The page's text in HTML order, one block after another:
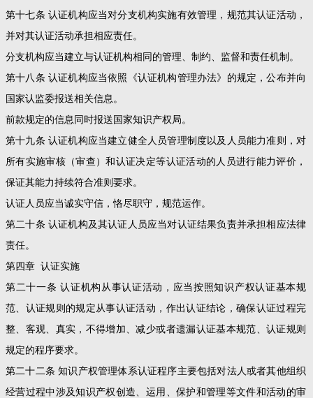
第十七条 认证机构应当对分支机构实施有效管理，规范其认证活动，
并对其认证活动承担相应责任。
分支机构应当建立与认证机构相同的管理、制约、监督和责任机制。
第十八条 认证机构应当依照《认证机构管理办法》的规定，公布并向
国家认监委报送相关信息。
前款规定的信息同时报送国家知识产权局。
第十九条 认证机构应当建立健全人员管理制度以及人员能力准则，对
所有实施审核（审查）和认证决定等认证活动的人员进行能力评价，
保证其能力持续符合准则要求。
认证人员应当诚实守信，恪尽职守，规范运作。
第二十条 认证机构及其认证人员应当对认证结果负责并承担相应法律
责任。
第四章 认证实施
第二十一条 认证机构从事认证活动，应当按照知识产权认证基本规
范、认证规则的规定从事认证活动，作出认证结论，确保认证过程完
整、客观、真实，不得增加、减少或者遗漏认证基本规范、认证规则
规定的程序要求。
第二十二条 知识产权管理体系认证程序主要包括对法人或者其他组织
经营过程中涉及知识产权创造、运用、保护和管理等文件和活动的审